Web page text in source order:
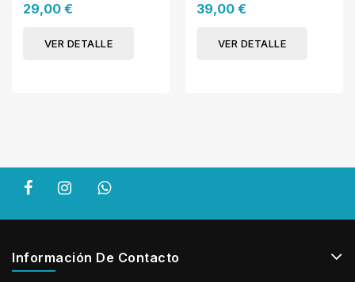
29,00 €
VER DETALLE
39,00 €
VER DETALLE
Información De Contacto